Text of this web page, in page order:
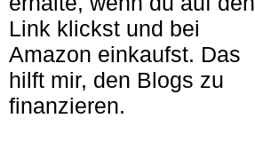
Link klickst und bei
Amazon einkaufst. Das
hilft mir, den Blogs zu
finanzieren.